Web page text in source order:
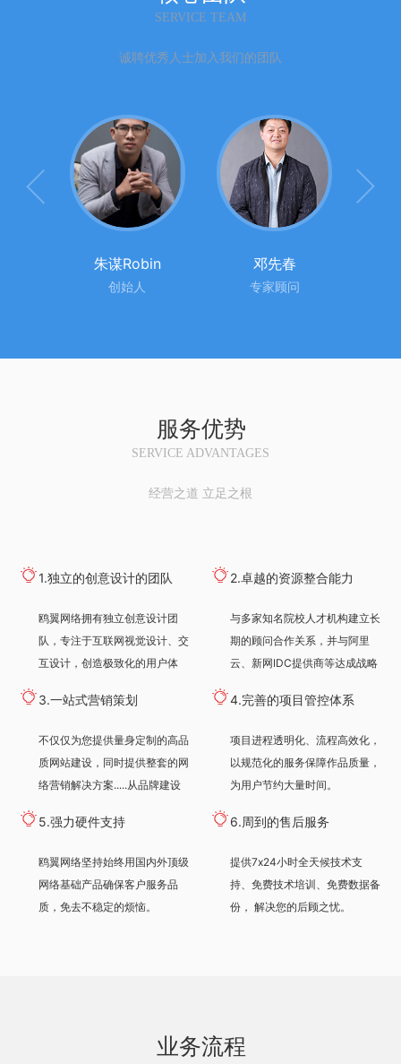
SERVICE TEAM
诚聘优秀人士加入我们的团队
朱谋Robin
创始人
邓先春
专家顾问
 
服务优势
SERVICE ADVANTAGES
经营之道 立足之根
1.独立的创意设计的团队
鸥翼网络拥有独立创意设计团
队，专注于互联网视觉设计、交
互设计，创造极致化的用户体
3.一站式营销策划
不仅仅为您提供量身定制的高品
质网站建设，同时提供整套的网
络营销解决方案.....从品牌建设
伴！
5.强力硬件支持
鸥翼网络坚持始终用国内外顶级
网络基础产品确保客户服务品
质，免去不稳定的烦恼。
2.卓越的资源整合能力
与多家知名院校人才机构建立长
期的顾问合作关系，并与阿里
云、新网IDC提供商等达成战略
求。
4.完善的项目管控体系
项目进程透明化、流程高效化，
以规范化的服务保障作品质量，
为用户节约大量时间。
6.周到的售后服务
提供7x24小时全天候技术支
持、免费技术培训、免费数据备
份， 解决您的后顾之忧。
业务流程